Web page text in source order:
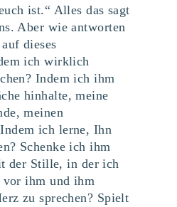
ist.“ Alles das sagt
Aber wie antworten
dieses
ich wirklich
Indem ich ihm
hinhalte, meine
meinen
ich lerne, Ihn
Schenke ich ihm
der Stille, in der ich
ihm und ihm
zu sprechen? Spielt